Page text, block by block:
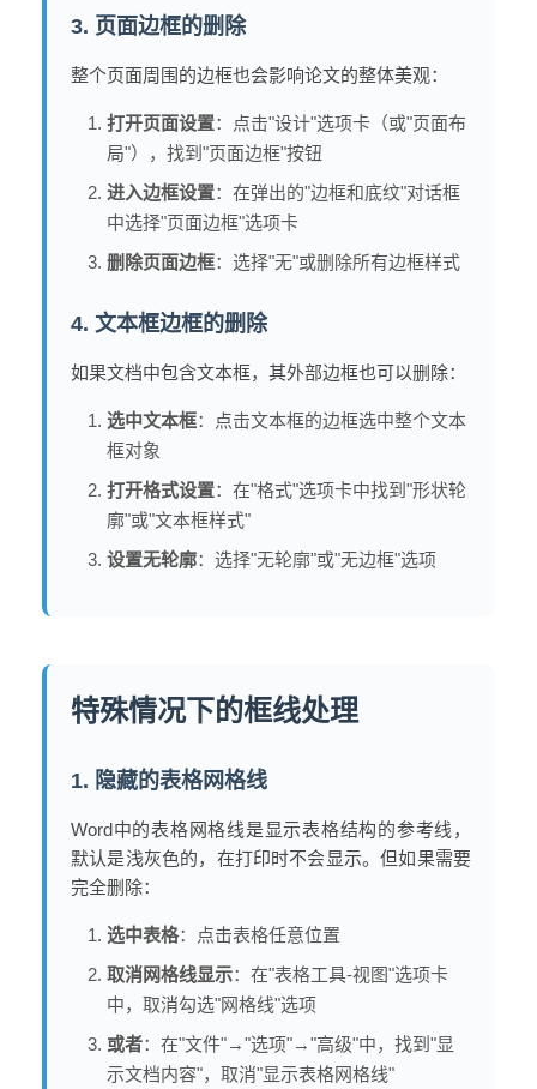
3. 页面边框的删除
整个页面周围的边框也会影响论文的整体美观：
打开页面设置：点击"设计"选项卡（或"页面布
局"），找到"页面边框"按钮
进入边框设置：在弹出的"边框和底纹"对话框
中选择"页面边框"选项卡
删除页面边框：选择"无"或删除所有边框样式
4. 文本框边框的删除
如果文档中包含文本框，其外部边框也可以删除：
选中文本框：点击文本框的边框选中整个文本
框对象
打开格式设置：在"格式"选项卡中找到"形状轮
廓"或"文本框样式"
设置无轮廓：选择"无轮廓"或"无边框"选项
特殊情况下的框线处理
1. 隐藏的表格网格线
Word中的表格网格线是显示表格结构的参考线，
默认是浅灰色的，在打印时不会显示。但如果需要
完全删除：
选中表格：点击表格任意位置
取消网格线显示：在"表格工具-视图"选项卡
中，取消勾选"网格线"选项
或者：在"文件"→"选项"→"高级"中，找到"显
示文档内容"，取消"显示表格网格线"